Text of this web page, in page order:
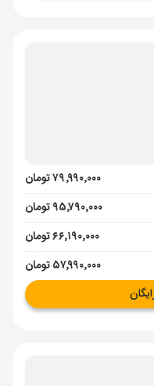
۷۹٬۹۹۰٬۰۰۰ تومان
۹۵٬۷۹۰٬۰۰۰ تومان
۶۶٬۱۹۰٬۰۰۰ تومان
۵۷٬۹۹۰٬۰۰۰ تومان